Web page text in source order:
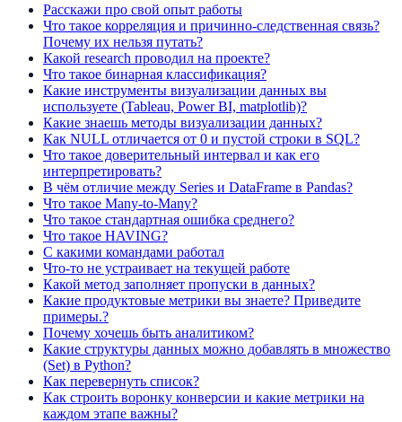
Расскажи про свой опыт работы
Что такое корреляция и причинно-следственная связь?
Почему их нельзя путать?
Какой research проводил на проекте?
Что такое бинарная классификация?
Какие инструменты визуализации данных вы
используете (Tableau, Power BI, matplotlib)?
Какие знаешь методы визуализации данных?
Как NULL отличается от 0 и пустой строки в SQL?
Что такое доверительный интервал и как его
интерпретировать?
В чём отличие между Series и DataFrame в Pandas?
Что такое Many-to-Many?
Что такое стандартная ошибка среднего?
Что такое HAVING?
С какими командами работал
Что-то не устраивает на текущей работе
Какой метод заполняет пропуски в данных?
Какие продуктовые метрики вы знаете? Приведите
примеры.?
Почему хочешь быть аналитиком?
Какие структуры данных можно добавлять в множество
(Set) в Python?
Как перевернуть список?
Как строить воронку конверсии и какие метрики на
каждом этапе важны?